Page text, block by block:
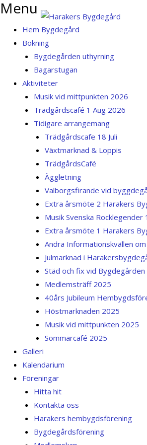
Skip
content
Menu
Hem Bygdegård
Bokning
Bygdegården uthyrning
Bagarstugan
Aktiviteter
Musik vid mittpunkten 2026
Trädgårdscafé 1 Aug 2026
Tidigare arrangemang
Trädgårdscafe 18 Juli
Växtmarknad & Loppis
TrädgårdsCafé
Äggletning
Valborgsfirande vid
Extra årsmöte 2 Harakers
Musik Svenska Rocklegender
Extra årsmöte 1 Harakers
Andra Informationskvällen
Julmarknad i
Städ och fix vid
Medlemsträff 2025
40års Jubileum
Höstmarknaden 2025
Musik vid mittpunkten 2025
Sommarcafé 2025
Galleri
Kalendarium
Föreningar
Hitta hit
Kontakta oss
Harakers hembygdsförening
Bygdegårdsförening